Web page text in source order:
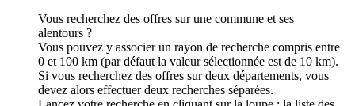
Vous recherchez des offres sur une commune et ses
alentours ?
Vous pouvez y associer un rayon de recherche compris entre
0 et 100 km (par défaut la valeur sélectionnée est de 10 km).
Si vous recherchez des offres sur deux départements, vous
devez alors effectuer deux recherches séparées.